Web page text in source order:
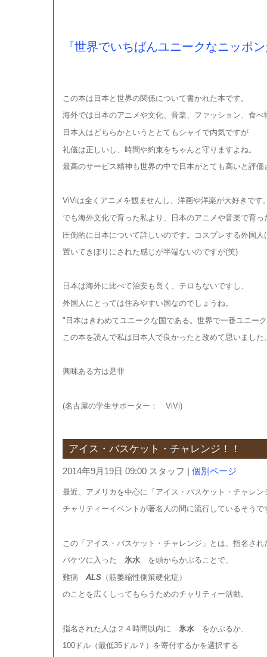
『世界でいちばんユニークなニッポ
この本は日本と世界の関係について書かれた本です。
海外では日本のアニメや文化、音楽、ファッション、食
日本人はどちらかというととてもシャイで内気ですが
礼儀は正しいし、時間や約束をちゃんと守りますよね。
最高のサービス精神も世界の中で日本がとても高いと評価
ViViは全くアニメを観ませんし、洋画や洋楽が大好きです
でも海外文化で育った私より、日本のアニメや音楽で育っ
圧倒的に日本について詳しいのです。コスプレする外国
置いてきぼりにされた感じが半端ないのですが(笑)
日本は海外に比べて治安も良く、テロもないですし、
外国人にとっては住みやすい国なのでしょうね。
"日本はきわめてユニークな国である。世界で一番ユニー
この本を読んで私は日本人で良かったと改めて思いました
興味ある方は是非
(名古屋の学生サポーター： ViVi)
アイス・バスケット・チャレンジ！！
2014年9月19日 09:00 スタッフ | 個別ページ
最近、アメリカを中心に「アイス・バスケット・チャレン
チャリティーイベントが著名人の間に流行しているそうで
この「アイス・バスケット・チャレンジ」とは、指名され
バケツに入った 氷水 を頭からかぶることで、
難病 ALS （筋萎縮性側策硬化症）
のことを広くしってもらうためのチャリティー活動。
指名された人は２４時間以内に 氷水 をかぶるか、
100ドル（最低35ドル？）を寄付するかを選択する